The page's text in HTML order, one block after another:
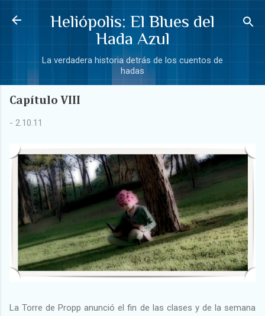
Ir al contenido principal
Heliópolis: El Blues del
Hada Azul
La verdadera historia detrás de los cuentos de
hadas
Capítulo VIII
- 2.10.11
La Torre de Propp anunció el fin de las clases y de la semana